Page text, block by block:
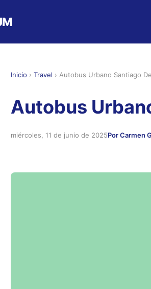
Inicio › Travel › Autobus Urbano Santiago
Autobus
miércoles, 11 de junio de 2025Por Carmen